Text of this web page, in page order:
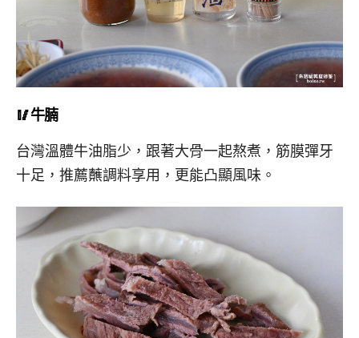
🥢牛腩
台灣溫體牛油脂少，跟著大骨一起熬煮，筋膜彈牙
十足，推薦蘸調料享用，更能凸顯風味。